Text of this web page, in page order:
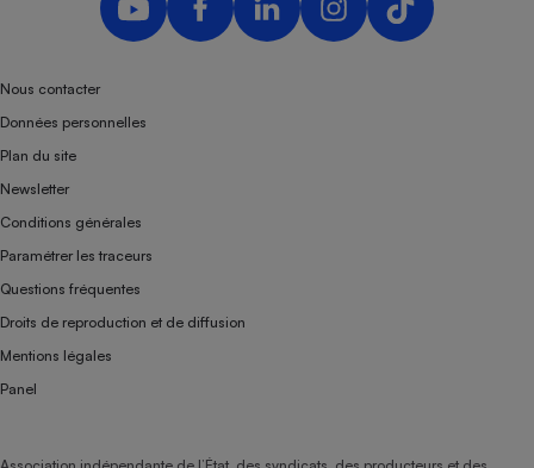
Nous contacter
Données personnelles
Plan du site
Newsletter
Conditions générales
Paramétrer les traceurs
Questions fréquentes
Droits de reproduction et de diffusion
Mentions légales
Panel